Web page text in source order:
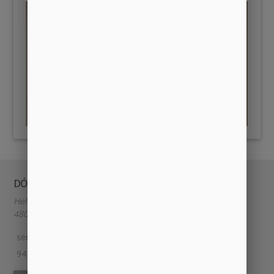
DÓNDE Y CUÁNDO
Heliodoro de la Torre 9
48014, BILBAO, España.
semillabilbao@gmail.com
94 609 85 85